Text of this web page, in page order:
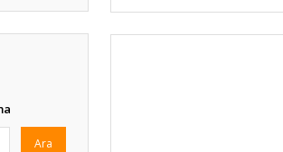
Ara